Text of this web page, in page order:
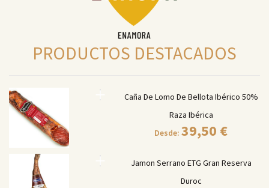
PRODUCTOS DESTACADOS
Caña De Lomo De Bellota Ibérico 50%
Raza Ibérica
Desde:39,50 €
Jamon Serrano ETG Gran Reserva
Duroc